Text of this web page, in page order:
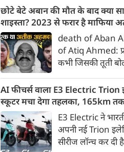
किया है। सरकार ने
पर स्पष्ट लेबल और
मेटाडेटा उपलब्ध
किया है। साथ ही,
न्यायालय के आदेश
गैरकानूनी जानकारी
समयसीमा 36 घंटे से
कर दी गई है।
छोटे बेटे अबान की मौत के बाद क्या
शाइस्ता? 2023 से फरार है माफिया
की पत्नी
death of Aban
of Atiq Ahmed:
कभी जिसकी तूती
अहमद के कुनबे पर
किस्मत की दोहरी
जिस झांसी जिले में
अतीक के एनकाउंटर
असद की सांसें थमी
अब उसके छोटे बेटे
AI फीचर्स वाला E3 Electric Trion
स्कूटर मचा देगा तहलका, 165km
साल की बैटरी वारंटी, कीमत जानेंगे
हैरान
E3 Electric ने
अपनी नई Trion
सीरीज लॉन्च कर दी